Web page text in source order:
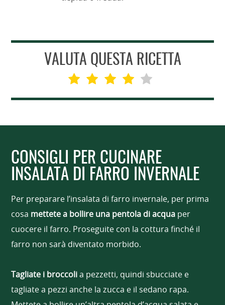
VALUTA QUESTA RICETTA
CONSIGLI PER CUCINARE
INSALATA DI FARRO INVERNALE
Per preparare l’insalata di farro invernale, per prima
cosa mettete a bollire una pentola di acqua per
cuocere il farro. Proseguite con la cottura finché il
farro non sarà diventato morbido.
Tagliate i broccoli a pezzetti, quindi sbucciate e
tagliate a pezzi anche la zucca e il sedano rapa.